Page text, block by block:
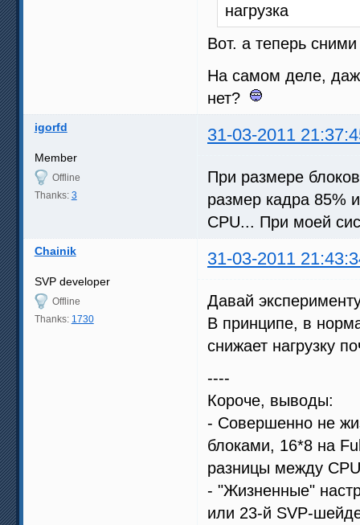
нагрузка
Вот. а теперь
На самом деле,
нет?
igorfd 31-03-2011
Member
Offline
Thanks: 3
При размере
размер кадра 85%
CPU... При моей
Chainik 31-03-2011
SVP developer
Offline
Thanks: 1730
Давай
В принципе, в
снижает нагрузку
----
Короче, выводы:
- Совершенно не
блоками, 16*8 на
разницы между
- "Жизненные"
или 23-й SVP-